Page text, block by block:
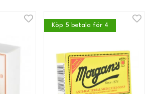
Köp 5 betala för 4